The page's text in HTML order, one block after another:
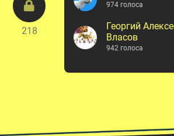
218
974 голоса
Георгий
Власов
942 голоса